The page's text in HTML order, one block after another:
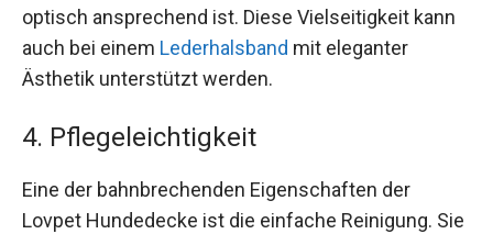
optisch ansprechend ist. Diese Vielseitigkeit kann
auch bei einem Lederhalsband mit eleganter
Ästhetik unterstützt werden.
4. Pflegeleichtigkeit
Eine der bahnbrechenden Eigenschaften der
Lovpet Hundedecke ist die einfache Reinigung. Sie